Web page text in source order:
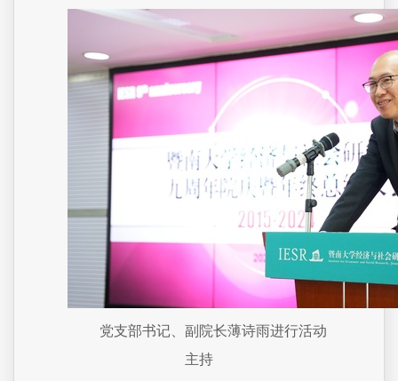
党支部书记、副院长薄诗雨进行活动
主持